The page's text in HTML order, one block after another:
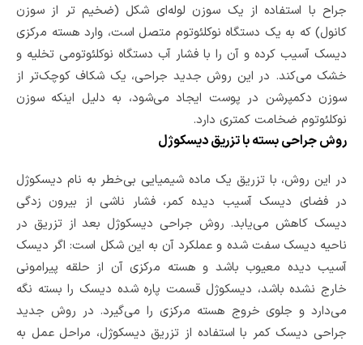
جراح با استفاده از یک سوزن لوله‌ای شکل (ضخیم تر از سوزن
کانول) که به یک دستگاه نوکلئوتوم متصل است، وارد هسته مرکزی
دیسک آسیب کرده و آن را با فشار آب دستگاه نوکلئوتومی تخلیه و
خشک می‌کند. در این روش جدید جراحی، یک شکاف کوچک‌تر از
سوزن دکمپرشن در پوست ایجاد می‌شود، به دلیل اینکه سوزن
نوکلئوتوم ضخامت کمتری دارد.
روش جراحی بسته با تزریق دیسکوژل
در این روش، با تزریق یک ماده شیمیایی بی‌خطر به نام دیسکوژل
در فضای دیسک آسیب دیده کمر، فشار ناشی از بیرون زدگی
دیسک کاهش می‌یابد. روش جراحی دیسکوژل بعد از تزریق در
ناحیه دیسک سفت شده و عملکرد آن به این شکل است: اگر دیسک
آسیب دیده معیوب باشد و هسته مرکزی آن از حلقه پیرامونی
خارج نشده باشد، دیسکوژل قسمت پاره شده دیسک را بسته نگه
می‌دارد و جلوی خروج هسته مرکزی را می‌گیرد. در روش جدید
جراحی دیسک کمر با استفاده از تزریق دیسکوژل، مراحل عمل به